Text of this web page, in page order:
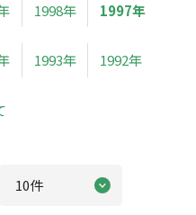
1998年 1997年
1993年 1992年